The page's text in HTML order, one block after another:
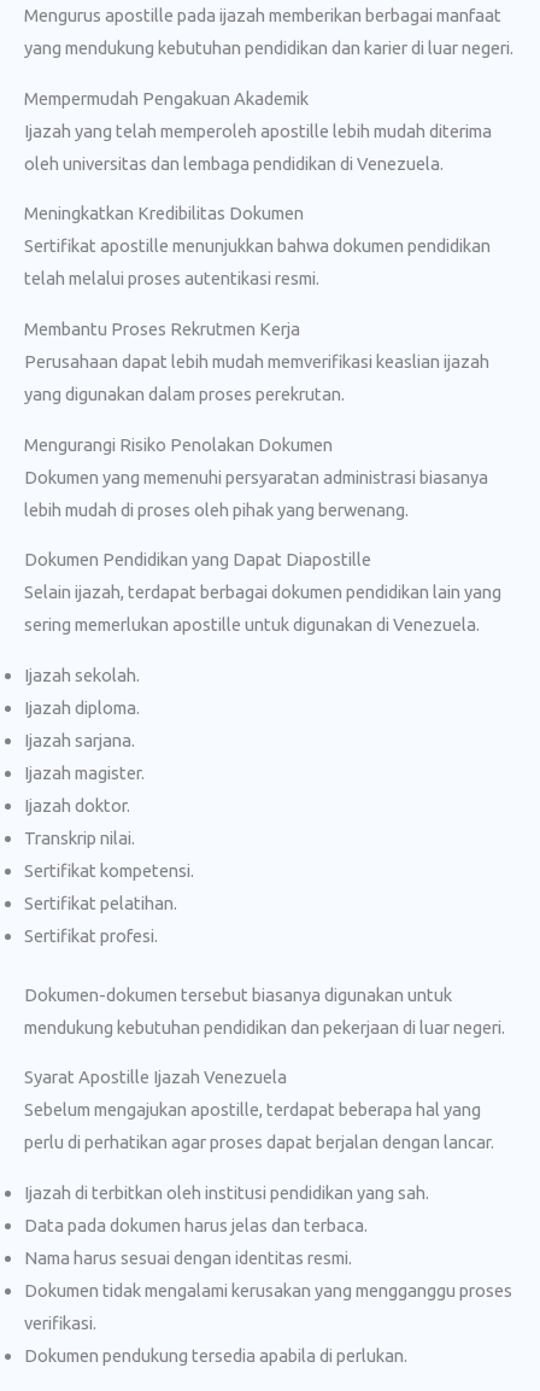
Mengurus apostille pada ijazah memberikan berbagai manfaat
yang mendukung kebutuhan pendidikan dan karier di luar negeri.
Mempermudah Pengakuan Akademik
Ijazah yang telah memperoleh apostille lebih mudah diterima
oleh universitas dan lembaga pendidikan di Venezuela.
Meningkatkan Kredibilitas Dokumen
Sertifikat apostille menunjukkan bahwa dokumen pendidikan
telah melalui proses autentikasi resmi.
Membantu Proses Rekrutmen Kerja
Perusahaan dapat lebih mudah memverifikasi keaslian ijazah
yang digunakan dalam proses perekrutan.
Mengurangi Risiko Penolakan Dokumen
Dokumen yang memenuhi persyaratan administrasi biasanya
lebih mudah di proses oleh pihak yang berwenang.
Dokumen Pendidikan yang Dapat Diapostille
Selain ijazah, terdapat berbagai dokumen pendidikan lain yang
sering memerlukan apostille untuk digunakan di Venezuela.
Ijazah sekolah.
Ijazah diploma.
Ijazah sarjana.
Ijazah magister.
Ijazah doktor.
Transkrip nilai.
Sertifikat kompetensi.
Sertifikat pelatihan.
Sertifikat profesi.
Dokumen-dokumen tersebut biasanya digunakan untuk
mendukung kebutuhan pendidikan dan pekerjaan di luar negeri.
Syarat Apostille Ijazah Venezuela
Sebelum mengajukan apostille, terdapat beberapa hal yang
perlu di perhatikan agar proses dapat berjalan dengan lancar.
Ijazah di terbitkan oleh institusi pendidikan yang sah.
Data pada dokumen harus jelas dan terbaca.
Nama harus sesuai dengan identitas resmi.
Dokumen tidak mengalami kerusakan yang mengganggu proses
verifikasi.
Dokumen pendukung tersedia apabila di perlukan.